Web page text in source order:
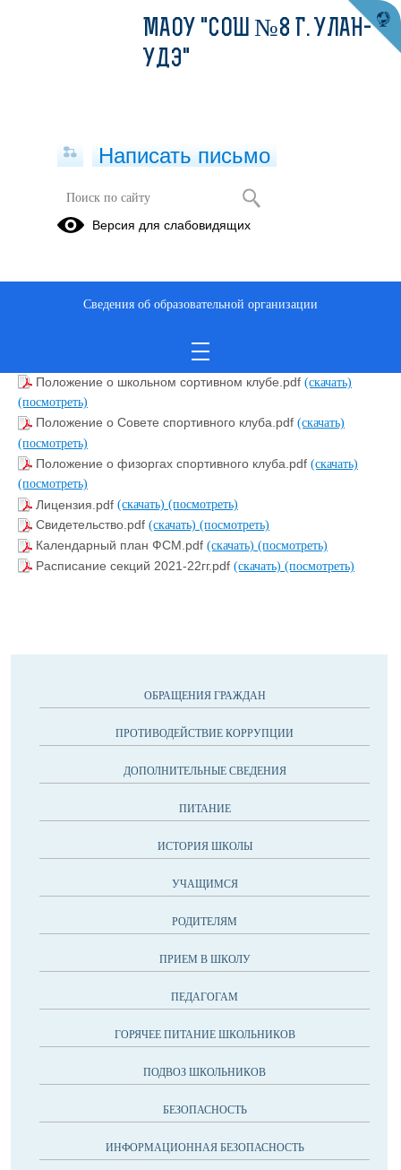
ШКОЛЬНЫЙ СПОРТИВНЫЙ КЛУБ
"ОЛИМП"
Приказ о создании спортивного клуба.pdf
Положение о школьном сортивном клубе.pdf (скачать)
(посмотреть)
Положение о Совете спортивного клуба.pdf (скачать)
(посмотреть)
Положение о физоргах спортивного клуба.pdf (скачать)
(посмотреть)
Лицензия.pdf (скачать) (посмотреть)
Свидетельство.pdf (скачать) (посмотреть)
Календарный план ФСМ.pdf (скачать) (посмотреть)
Расписание секций 2021-22гг.pdf (скачать) (посмотреть)
ОБРАЩЕНИЯ ГРАЖДАН
ПРОТИВОДЕЙСТВИЕ КОРРУПЦИИ
ДОПОЛНИТЕЛЬНЫЕ СВЕДЕНИЯ
ПИТАНИЕ
ИСТОРИЯ ШКОЛЫ
УЧАЩИМСЯ
РОДИТЕЛЯМ
ПРИЕМ В ШКОЛУ
ПЕДАГОГАМ
ГОРЯЧЕЕ ПИТАНИЕ ШКОЛЬНИКОВ
ПОДВОЗ ШКОЛЬНИКОВ
БЕЗОПАСНОСТЬ
ИНФОРМАЦИОННАЯ БЕЗОПАСНОСТЬ
МАОУ "СОШ №8 Г. УЛАН-
УДЭ"
Написать письмо
Версия для слабовидящих
Сведения об образовательной организации